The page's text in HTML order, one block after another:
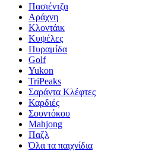
Πασιέντζα
Αράχνη
Κλοντάικ
Κυψέλες
Πυραμίδα
Golf
Yukon
TriPeaks
Σαράντα Κλέφτες
Καρδιές
Σουντόκου
Mahjong
Παζλ
Όλα τα παιχνίδια